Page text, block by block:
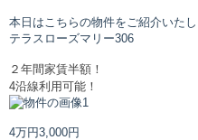
本日はこちらの物件をご紹介いたし
テラスローズマリー306
２年間家賃半額！
4沿線利用可能！
4万円3,000円